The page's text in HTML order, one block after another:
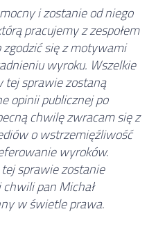
i zostanie od niego
pracujemy z zespołem
się z motywami
wyroku. Wszelkie
tej sprawie zostaną
opinii publicznej po
chwilę zwracam się z
o wstrzemięźliwość
wyroków.
sprawie zostanie
pan Michał
w świetle prawa.